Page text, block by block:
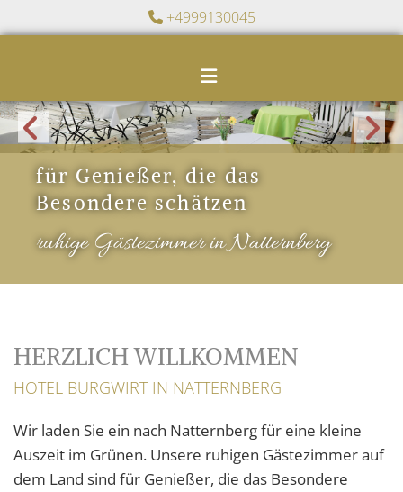
 +4999130045
für Genießer, die das
Besondere schätzen
ruhige Gästezimmer in Natternberg
HERZLICH WILLKOMMEN
HOTEL BURGWIRT IN NATTERNBERG
Wir laden Sie ein nach Natternberg für eine kleine
Auszeit im Grünen. Unsere ruhigen Gästezimmer auf
dem Land sind für Genießer, die das Besondere